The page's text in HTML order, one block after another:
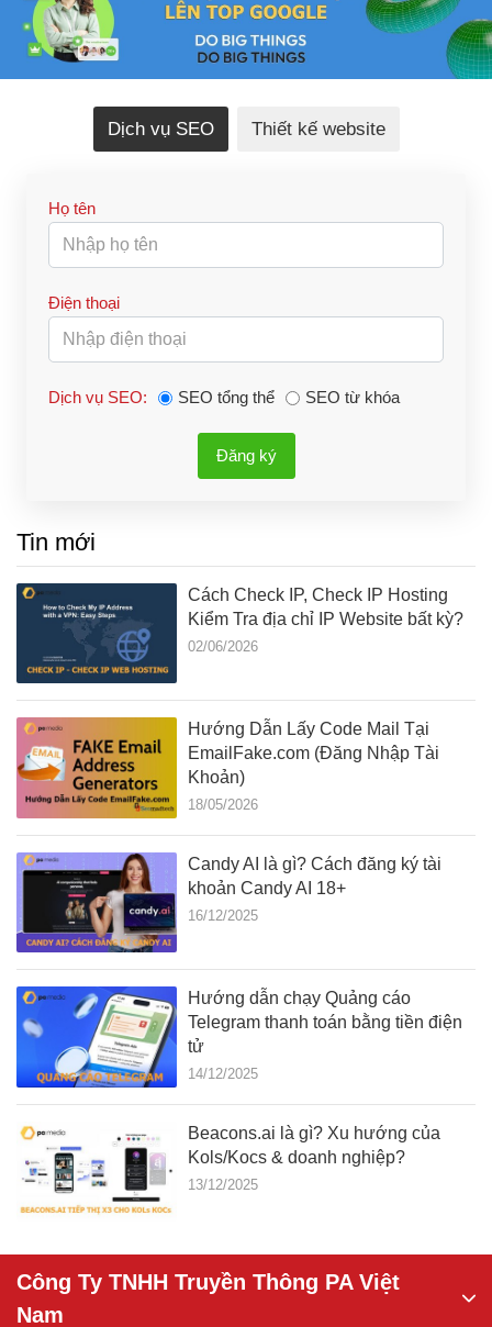
Dịch vụ SEO Thiết kế website
Họ tên
Điện thoại
Dịch vụ SEO: SEO tổng thể SEO từ khóa
Đăng ký
Tin mới
Cách Check IP, Check IP Hosting
Kiểm Tra địa chỉ IP Website bất kỳ?
02/06/2026
Hướng Dẫn Lấy Code Mail Tại
EmailFake.com (Đăng Nhập Tài
Khoản)
18/05/2026
Candy AI là gì? Cách đăng ký tài
khoản Candy AI 18+
16/12/2025
Hướng dẫn chạy Quảng cáo
Telegram thanh toán bằng tiền điện
tử
14/12/2025
Beacons.ai là gì? Xu hướng của
Kols/Kocs & doanh nghiệp?
13/12/2025
Công Ty TNHH Truyền Thông PA Việt
Nam